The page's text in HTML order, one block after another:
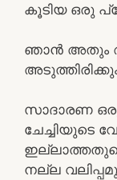
കൂടിയ ഒരു
ഞാൻ അതും
സാദാരണ ഒരു
ചേച്ചിയുടെ
നല്ല